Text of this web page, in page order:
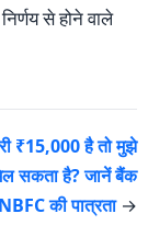
से होने वाले
₹15,000 है तो मुझे
सकता है? जानें बैंक
की पात्रता→